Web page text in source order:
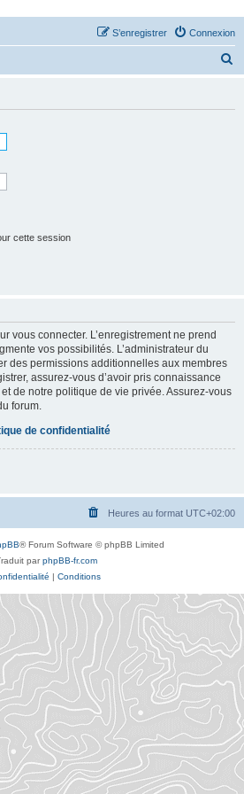
Connexion
S’enregistrer
cette session
vous connecter. L’enregistrement ne prend
vos possibilités. L’administrateur du
des permissions additionnelles aux membres
assurez-vous d’avoir pris connaissance
de notre politique de vie privée. Assurez-vous
forum.
de confidentialité
Heures au format UTC+02:00
® Forum Software © phpBB Limited
parphpBB-fr.com
| Conditions